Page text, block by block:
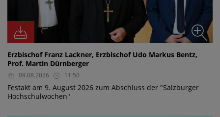
Erzbischof Franz Lackner, Erzbischof Udo Markus Bentz,
Prof. Martin Dürnberger
09.08.2026 11:50
Festakt am 9. August 2026 zum Abschluss der "Salzburger
Hochschulwochen"